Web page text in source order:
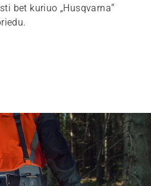
bet kuriuo „Husqvarna“